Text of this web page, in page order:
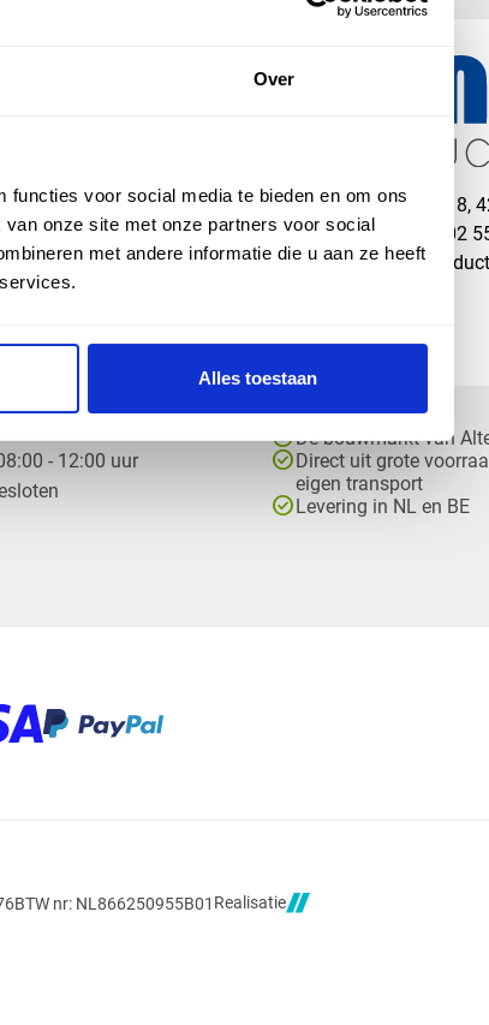
Over
voor social media te bieden en om ons
onze site met onze partners voor social
met andere informatie die u aan ze heeft
Alles toestaan
- 12:00 uur
map Veensesteeg 8,
phone_enabled +31 416 75 02
mail
check_circleDé bouwmarkt van
check_circle Direct uit grote
eigen transport
check_circle Levering in NL en BE
BTW nr: NL866250955B01 Realisatie